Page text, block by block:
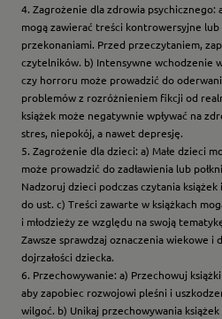
4. Zagrożenie dla zdrowia
mogą zawierać treści kontrowersyjne
przekonaniami. Przed przeczytaniem,
czytelników. b) Intensywne wchodzenie
czy horroru może prowadzić do
problemów z rozróżnieniem fikcji od
książek może negatywnie wpływać na
stres, niepokój, a nawet depresję.
5. Zagrożenie dla dzieci: a) Małe dzieci
może prowadzić do zadławienia lub
Nadzoruj dzieci podczas czytania książek
do ust. c) Treści zawarte w książkach
i młodzieży ze względu na swoją
Zawsze sprawdzaj oznaczenia wiekowe i
dojrzałości dziecka.
6. Przechowywanie: a) Przechowuj
aby zapobiec rozwojowi pleśni i
wilgoć. b) Unikaj przechowywania